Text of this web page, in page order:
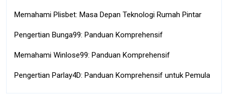
Memahami Plisbet: Masa Depan Teknologi Rumah Pintar
Pengertian Bunga99: Panduan Komprehensif
Memahami Winlose99: Panduan Komprehensif
Pengertian Parlay4D: Panduan Komprehensif untuk Pemula